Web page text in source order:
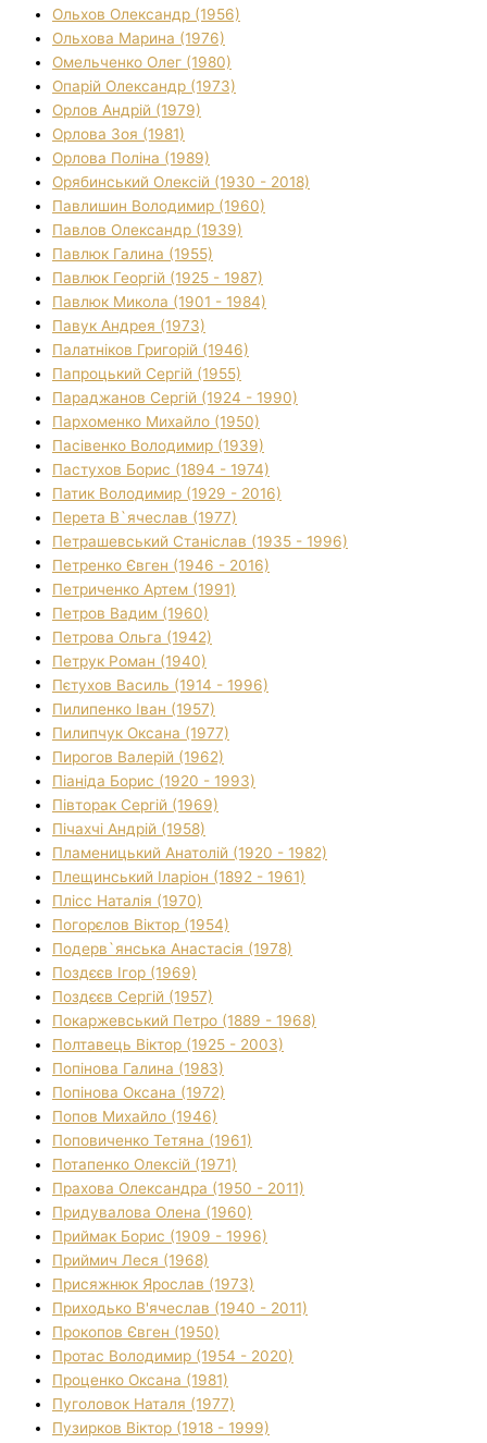
Ольхов Олександр (1956)
Ольхова Марина (1976)
Омельченко Олег (1980)
Опарій Олександр (1973)
Орлов Андрій (1979)
Орлова Зоя (1981)
Орлова Поліна (1989)
Орябинський Олексій (1930 - 2018)
Павлишин Володимир (1960)
Павлов Олександр (1939)
Павлюк Галина (1955)
Павлюк Георгій (1925 - 1987)
Павлюк Микола (1901 - 1984)
Павук Андрея (1973)
Палатніков Григорій (1946)
Папроцький Сергій (1955)
Параджанов Сергій (1924 - 1990)
Пархоменко Михайло (1950)
Пасівенко Володимир (1939)
Пастухов Борис (1894 - 1974)
Патик Володимир (1929 - 2016)
Перета В`ячеслав (1977)
Петрашевський Станіслав (1935 - 1996)
Петренко Євген (1946 - 2016)
Петриченко Артем (1991)
Петров Вадим (1960)
Петрова Ольга (1942)
Петрук Роман (1940)
Пєтухов Василь (1914 - 1996)
Пилипенко Іван (1957)
Пилипчук Оксана (1977)
Пирогов Валерій (1962)
Піаніда Борис (1920 - 1993)
Півторак Сергій (1969)
Пічахчі Андрій (1958)
Пламеницький Анатолій (1920 - 1982)
Плещинський Іларіон (1892 - 1961)
Плісс Наталія (1970)
Погорєлов Віктор (1954)
Подерв`янська Анастасія (1978)
Поздєєв Ігор (1969)
Поздєєв Сергій (1957)
Покаржевський Петро (1889 - 1968)
Полтавець Віктор (1925 - 2003)
Попінова Галина (1983)
Попінова Оксана (1972)
Попов Михайло (1946)
Поповиченко Тетяна (1961)
Потапенко Олексій (1971)
Прахова Олександра (1950 - 2011)
Придувалова Олена (1960)
Приймак Борис (1909 - 1996)
Приймич Леся (1968)
Присяжнюк Ярослав (1973)
Приходько В'ячеслав (1940 - 2011)
Прокопов Євген (1950)
Протас Володимир (1954 - 2020)
Проценко Оксана (1981)
Пуголовок Наталя (1977)
Пузирков Віктор (1918 - 1999)